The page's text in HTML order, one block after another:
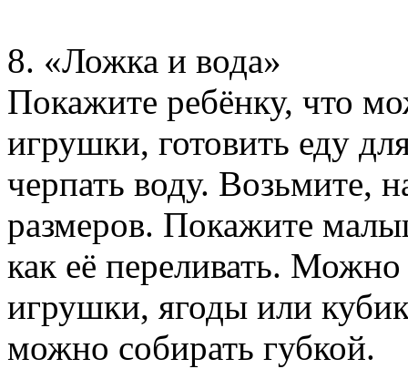
8. «Ложка и вода»
Покажите ребёнку, что
игрушки, готовить еду
черпать воду. Возьмите,
размеров. Покажите
как её переливать.
игрушки, ягоды или
можно собирать губкой.